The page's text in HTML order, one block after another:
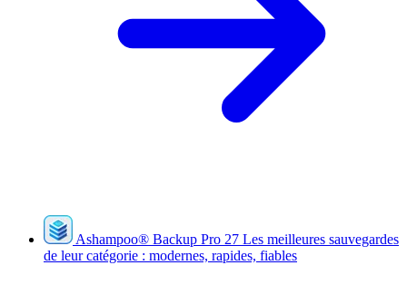
Ashampoo® Backup Pro 27 Les meilleures sauvegardes
de leur catégorie : modernes, rapides, fiables